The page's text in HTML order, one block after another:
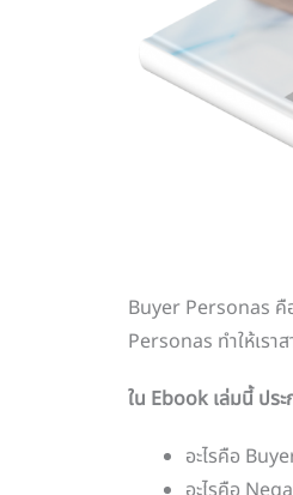
Buyer Personas คื
Personas ทำให้เรา
ใน Ebook เล่มนี้ ปร
อะไรคือ